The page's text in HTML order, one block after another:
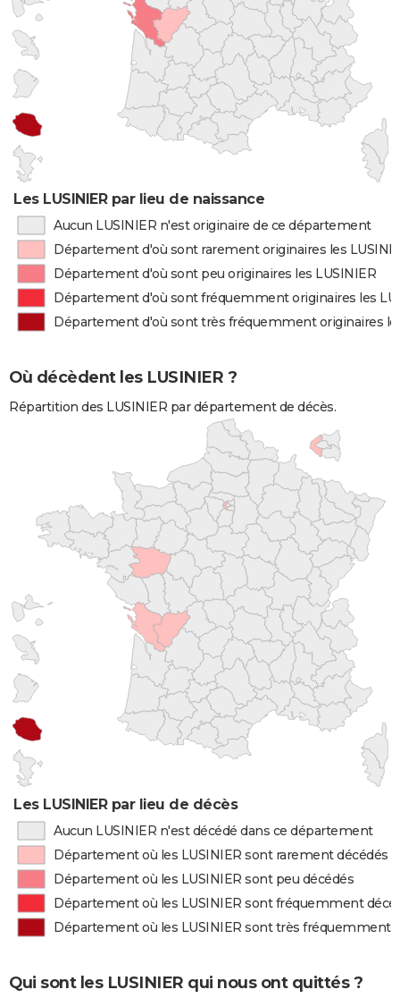
Les LUSINIER par lieu de naissance
Aucun LUSINIER n'est originaire de ce département
Département d'où sont rarement originaires les
Département d'où sont peu originaires les LUSINIER
Département d'où sont fréquemment originaires les
Département d'où sont très fréquemment originaires
Où décèdent les LUSINIER ?
Répartition des LUSINIER par département de décès.
Les LUSINIER par lieu de décès
Aucun LUSINIER n'est décédé dans ce département
Département où les LUSINIER sont rarement décédés
Département où les LUSINIER sont peu décédés
Département où les LUSINIER sont fréquemment
Département où les LUSINIER sont très fréquemment
Qui sont les LUSINIER qui nous ont quittés ?